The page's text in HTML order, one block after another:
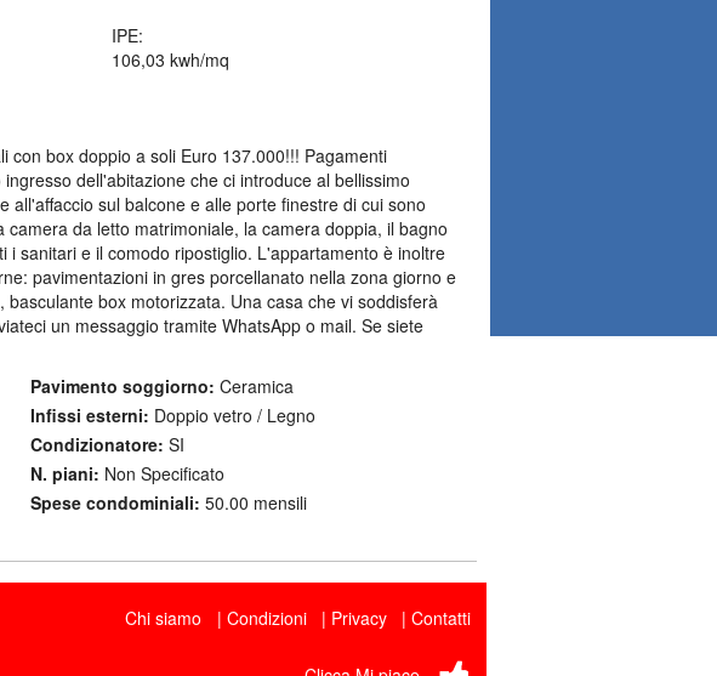
IPE:
106,03 kwh/mq
box doppio a soli Euro 137.000!!! Pagamenti
dell'abitazione che ci introduce al bellissimo
sul balcone e alle porte finestre di cui sono
da letto matrimoniale, la camera doppia, il bagno
sanitari e il comodo ripostiglio. L'appartamento è inoltre
pavimentazioni in gres porcellanato nella zona giorno e
box motorizzata. Una casa che vi soddisferà
un messaggio tramite WhatsApp o mail. Se siete
Pavimento soggiorno: Ceramica
Infissi esterni: Doppio vetro / Legno
Condizionatore: SI
N. piani: Non Specificato
Spese condominiali: 50.00 mensili
Chi siamo Condizioni Privacy Contatti